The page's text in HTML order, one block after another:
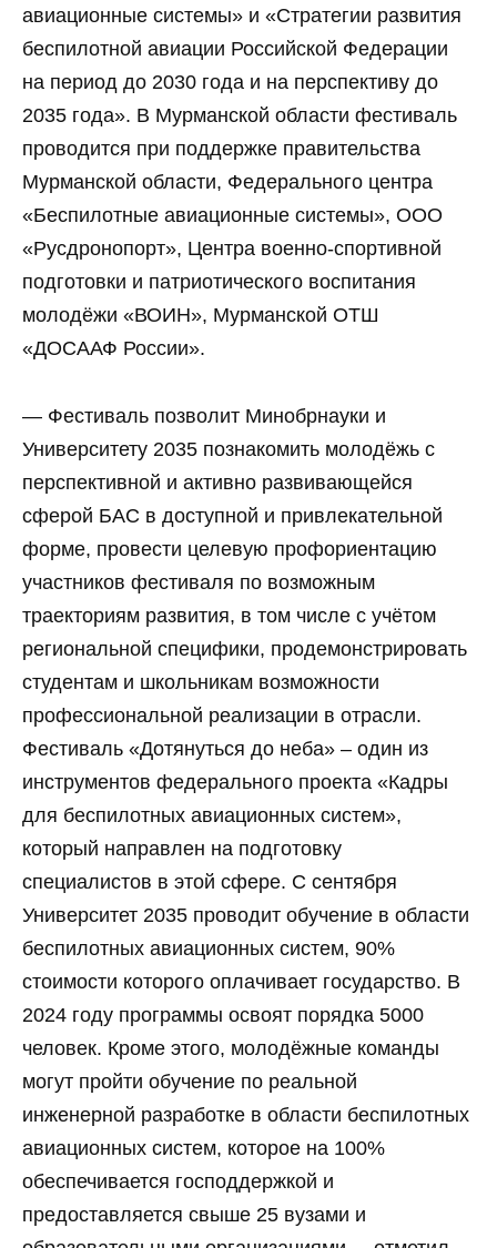
авиационные системы» и «Стратегии развития
беспилотной авиации Российской Федерации
на период до 2030 года и на перспективу до
2035 года». В Мурманской области фестиваль
проводится при поддержке правительства
Мурманской области, Федерального центра
«Беспилотные авиационные системы», ООО
«Русдронопорт», Центра военно-спортивной
подготовки и патриотического воспитания
молодёжи «ВОИН», Мурманской ОТШ
«ДОСААФ России».
— Фестиваль позволит Минобрнауки и
Университету 2035 познакомить молодёжь с
перспективной и активно развивающейся
сферой БАС в доступной и привлекательной
форме, провести целевую профориентацию
участников фестиваля по возможным
траекториям развития, в том числе с учётом
региональной специфики, продемонстрировать
студентам и школьникам возможности
профессиональной реализации в отрасли.
Фестиваль «Дотянуться до неба» – один из
инструментов федерального проекта «Кадры
для беспилотных авиационных систем»,
который направлен на подготовку
специалистов в этой сфере. С сентября
Университет 2035 проводит обучение в области
беспилотных авиационных систем, 90%
стоимости которого оплачивает государство. В
2024 году программы освоят порядка 5000
человек. Кроме этого, молодёжные команды
могут пройти обучение по реальной
инженерной разработке в области беспилотных
авиационных систем, которое на 100%
обеспечивается господдержкой и
предоставляется свыше 25 вузами и